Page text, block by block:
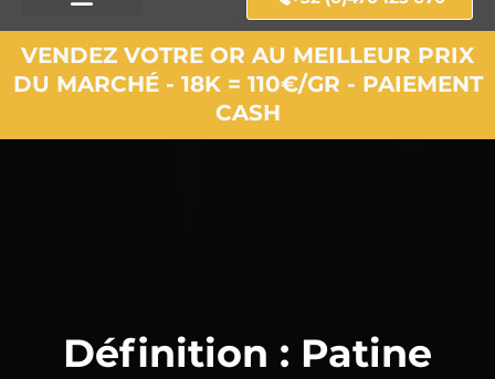
VENDEZ VOTRE OR AU MEILLEUR PRIX
DU MARCHÉ - 18K = 110€/GR - PAIEMENT
CASH
Définition : Patine